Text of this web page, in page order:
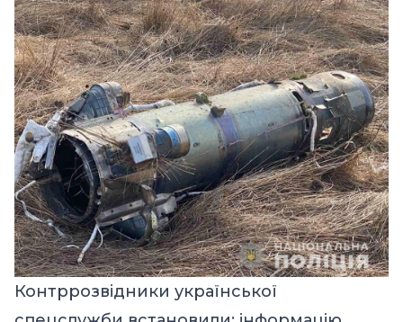
Контррозвідники української